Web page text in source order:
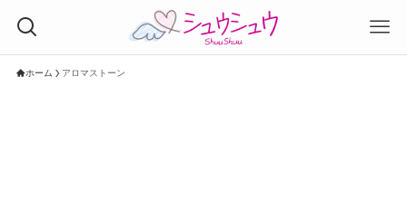
ホーム アロマストーン